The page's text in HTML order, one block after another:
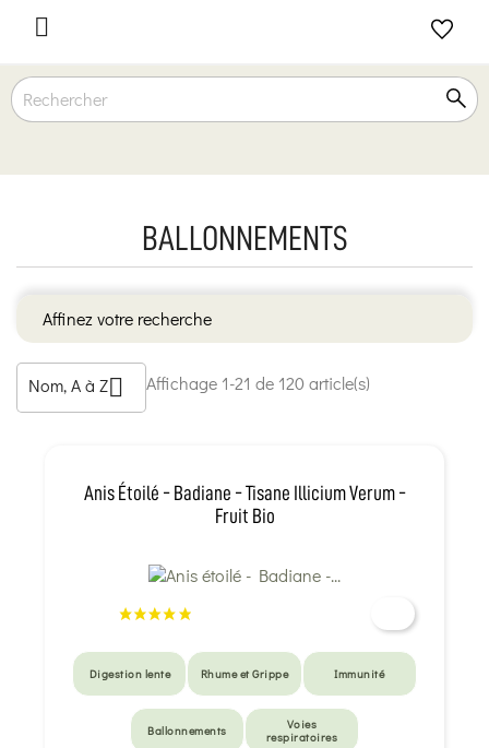

BALLONNEMENTS
Affinez votre recherche
Nom, A à Z Affichage 1-21 de 120 article(s)
Anis Étoilé - Badiane - Tisane Illicium Verum -
Fruit Bio
Digestion lente Rhume et Grippe Immunité
Ballonnements
Voies
respiratoires